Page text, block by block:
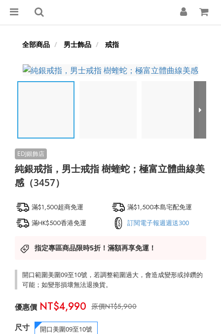
全部商品 男士飾品 戒指
純銀戒指，男士戒指 樹蝰蛇；極富立體曲線美
感（3457）
滿$1,500超商免運
滿$1,500本島宅配免運
滿HK$500香港免運
訂閱電子報週週送300
指定專區商品限時5折！滿額再享免運！
開口範圍美圍09至10號，若調整範圍過大，會造成變形或掉鑽的
可能；如變形損壞無法退換貨。
NT$5,900
NT$4,990
尺寸 開口美圍09至10號